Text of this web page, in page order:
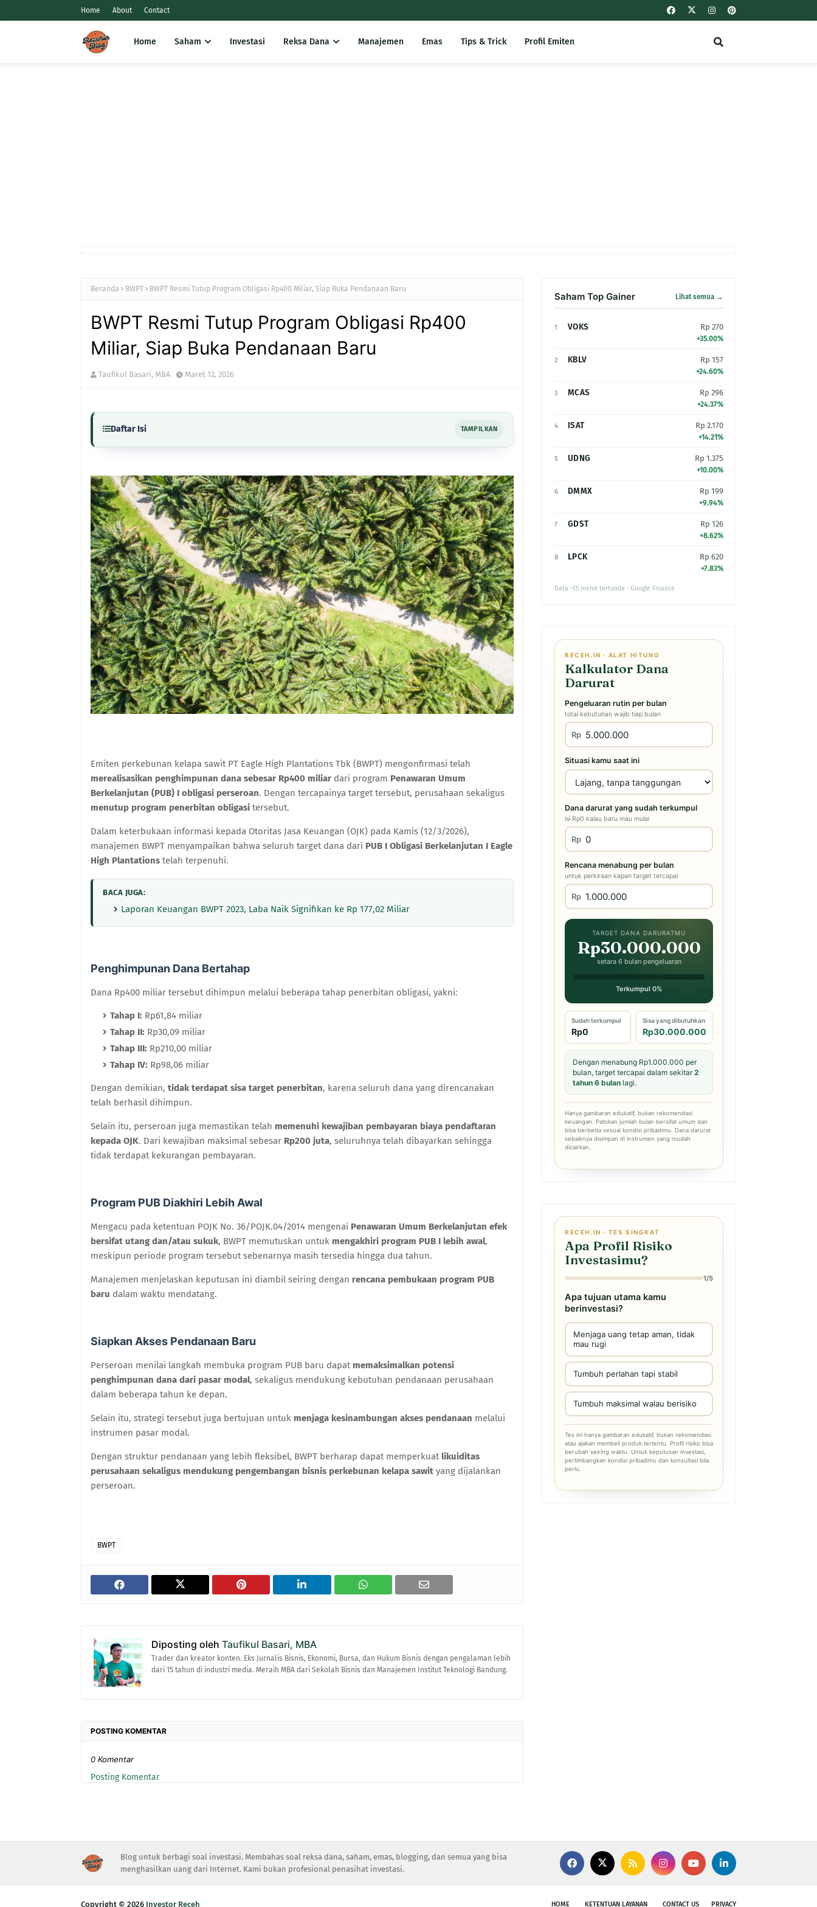
Home About Contact
Home Saham Investasi Reksa Dana Manajemen Emas Tips & Trick Profil Emiten
Beranda BWPT BWPT Resmi Tutup Program Obligasi Rp400 Miliar, Siap Buka Pendanaan Baru
BWPT Resmi Tutup Program Obligasi Rp400
Miliar, Siap Buka Pendanaan Baru
Taufikul Basari, MBA Maret 12, 2026
Daftar Isi TAMPILKAN
Emiten perkebunan kelapa sawit PT Eagle High Plantations Tbk (BWPT) mengonfirmasi telah
merealisasikan penghimpunan dana sebesar Rp400 miliar dari program Penawaran Umum
Berkelanjutan (PUB) I obligasi perseroan. Dengan tercapainya target tersebut, perusahaan sekaligus
menutup program penerbitan obligasi tersebut.
Dalam keterbukaan informasi kepada Otoritas Jasa Keuangan (OJK) pada Kamis (12/3/2026),
manajemen BWPT menyampaikan bahwa seluruh target dana dari PUB I Obligasi Berkelanjutan I Eagle
High Plantations telah terpenuhi.
BACA JUGA:
Laporan Keuangan BWPT 2023, Laba Naik Signifikan ke Rp 177,02 Miliar
Penghimpunan Dana Bertahap
Dana Rp400 miliar tersebut dihimpun melalui beberapa tahap penerbitan obligasi, yakni:
Tahap I: Rp61,84 miliar
Tahap II: Rp30,09 miliar
Tahap III: Rp210,00 miliar
Tahap IV: Rp98,06 miliar
Dengan demikian, tidak terdapat sisa target penerbitan, karena seluruh dana yang direncanakan
telah berhasil dihimpun.
Selain itu, perseroan juga memastikan telah memenuhi kewajiban pembayaran biaya pendaftaran
kepada OJK. Dari kewajiban maksimal sebesar Rp200 juta, seluruhnya telah dibayarkan sehingga
tidak terdapat kekurangan pembayaran.
Program PUB Diakhiri Lebih Awal
Mengacu pada ketentuan POJK No. 36/POJK.04/2014 mengenai Penawaran Umum Berkelanjutan efek
bersifat utang dan/atau sukuk, BWPT memutuskan untuk mengakhiri program PUB I lebih awal,
meskipun periode program tersebut sebenarnya masih tersedia hingga dua tahun.
Manajemen menjelaskan keputusan ini diambil seiring dengan rencana pembukaan program PUB
baru dalam waktu mendatang.
Siapkan Akses Pendanaan Baru
Perseroan menilai langkah membuka program PUB baru dapat memaksimalkan potensi
penghimpunan dana dari pasar modal, sekaligus mendukung kebutuhan pendanaan perusahaan
dalam beberapa tahun ke depan.
Selain itu, strategi tersebut juga bertujuan untuk menjaga kesinambungan akses pendanaan melalui
instrumen pasar modal.
Dengan struktur pendanaan yang lebih fleksibel, BWPT berharap dapat memperkuat likuiditas
perusahaan sekaligus mendukung pengembangan bisnis perkebunan kelapa sawit yang dijalankan
perseroan.
BWPT
Diposting oleh Taufikul Basari, MBA
Trader dan kreator konten. Eks Jurnalis Bisnis, Ekonomi, Bursa, dan Hukum Bisnis dengan pengalaman lebih
dari 15 tahun di industri media. Meraih MBA dari Sekolah Bisnis dan Manajemen Institut Teknologi Bandung.
POSTING KOMENTAR
0 Komentar
Posting Komentar
Saham Top Gainer Lihat semua →
1 VOKS Rp 270
+35.00%
2 KBLV Rp 157
+24.60%
3 MCAS Rp 296
+24.37%
4 ISAT Rp 2.170
+14.21%
5 UDNG Rp 1.375
+10.00%
6 DMMX Rp 199
+9.94%
7 GDST Rp 126
+8.62%
8 LPCK Rp 620
+7.83%
Data ~15 menit tertunda · Google Finance
RECEH.IN · ALAT HITUNG
Kalkulator Dana
Darurat
Pengeluaran rutin per bulan
total kebutuhan wajib tiap bulan
Rp
Situasi kamu saat ini
Dana darurat yang sudah terkumpul
isi Rp0 kalau baru mau mulai
Rp
Rencana menabung per bulan
untuk perkiraan kapan target tercapai
Rp
TARGET DANA DARURATMU
Rp30.000.000
setara 6 bulan pengeluaran
Terkumpul 0%
Sudah terkumpul
Rp0
Sisa yang dibutuhkan
Rp30.000.000
Dengan menabung Rp1.000.000 per
bulan, target tercapai dalam sekitar2
tahun 6 bulan lagi.
Hanya gambaran edukatif, bukan rekomendasi
keuangan. Patokan jumlah bulan bersifat umum dan
bisa berbeda sesuai kondisi pribadimu. Dana darurat
sebaiknya disimpan di instrumen yang mudah
dicairkan.
RECEH.IN · TES SINGKAT
Apa Profil Risiko
Investasimu?
1/5
Apa tujuan utama kamu
berinvestasi?
Menjaga uang tetap aman, tidak
mau rugi
Tumbuh perlahan tapi stabil
Tumbuh maksimal walau berisiko
Tes ini hanya gambaran edukatif, bukan rekomendasi
atau ajakan membeli produk tertentu. Profil risiko bisa
berubah seiring waktu. Untuk keputusan investasi,
pertimbangkan kondisi pribadimu dan konsultasi bila
perlu.
Blog untuk berbagi soal investasi. Membahas soal reksa dana, saham, emas, blogging, dan semua yang bisa
menghasilkan uang dari Internet. Kami bukan profesional penasihat investasi.
HOME KETENTUAN LAYANAN CONTACT US PRIVACY
Copyright © 2026 Investor Receh